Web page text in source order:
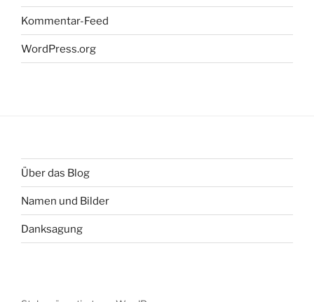
Kommentar-Feed
WordPress.org
Über das Blog
Namen und Bilder
Danksagung